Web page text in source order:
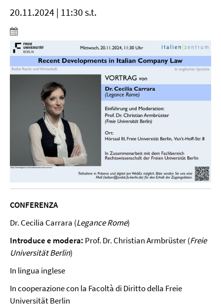
20.11.2024 | 11:30 s.t.
CONFERENZA
Dr. Cecilia Carrara (Legance Rome)
Introduce e modera: Prof. Dr. Christian Armbrüster (Freie
Universität Berlin)
In lingua inglese
In cooperazione con la Facoltà di Diritto della Freie
Universität Berlin